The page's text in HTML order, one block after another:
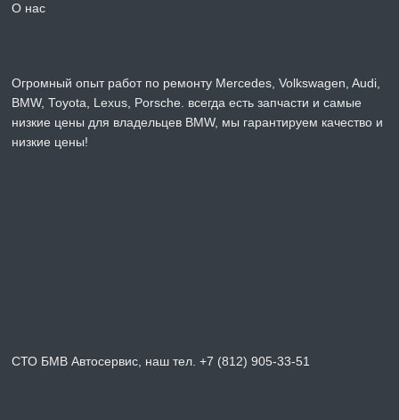
О нас
Огромный опыт работ по ремонту Mercedes, Volkswagen, Audi,
BMW, Toyota, Lexus, Porsche. всегда есть запчасти и самые
низкие цены для владельцев BMW, мы гарантируем качество и
низкие цены!
СТО БМВ Автосервис, наш тел. +7 (812) 905-33-51